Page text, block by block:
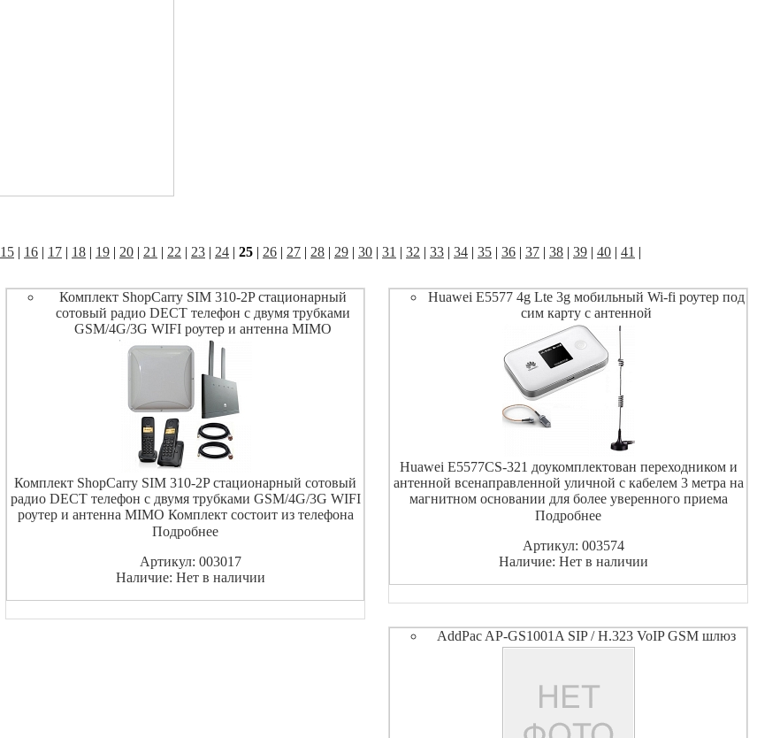
15 | 16 | 17 | 18 | 19 | 20 | 21 | 22 | 23 | 24 | 25 | 26 | 27 | 28 | 29 | 30 | 31 | 32 | 33 | 34 | 35 | 36 | 37 | 38 | 39 | 40 | 41 |
Комплект ShopCarry SIM 310-2P стационарный
сотовый радио DECT телефон с двумя трубками
GSM/4G/3G WIFI роутер и антенна MIMO
Комплект ShopCarry SIM 310-2P стационарный сотовый
радио DECT телефон с двумя трубками GSM/4G/3G WIFI
роутер и антенна MIMO Комплект состоит из телефона
GSM/4G/3G с двумя трубками, роутера и эффективной
Подробнее
Артикул: 003017
Наличие: Нет в наличии
Huawei E5577 4g Lte 3g мобильный Wi-fi роутер под
сим карту с антенной
Huawei E5577CS-321 доукомплектован переходником и
антенной всенаправленной уличной с кабелем 3 метра на
магнитном основании для более уверенного приема
мобильного сигнала 4G 3G GSM LTE. LTE Cat4 150Mbps
Подробнее
Артикул: 003574
Наличие: Нет в наличии
AddPac AP-GS1001A SIP / H.323 VoIP GSM шлюз